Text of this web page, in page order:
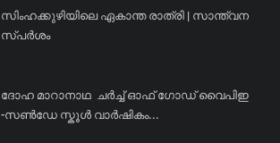
സിംഹക്കുഴിയിലെ ഏകാന്ത രാത്രി | സാന്ത്വന
സ്പർശം
ദോഹ മാറാനാഥ ചർച്ച് ഓഫ് ഗോഡ് വൈപിഇ
-സൺഡേ സ്കൂൾ വാർഷികം...